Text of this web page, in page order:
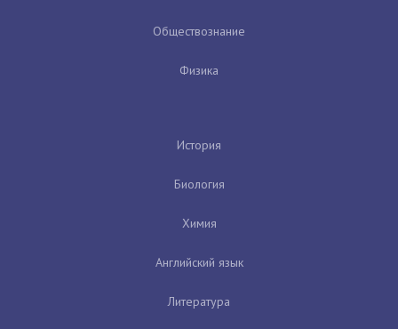
Обществознание
Физика
История
Биология
Химия
Английский язык
Литература